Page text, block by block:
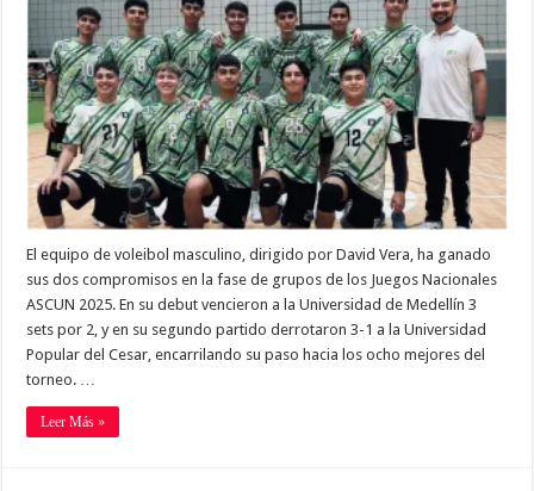
El equipo de voleibol masculino, dirigido por David Vera, ha ganado
sus dos compromisos en la fase de grupos de los Juegos Nacionales
ASCUN 2025. En su debut vencieron a la Universidad de Medellín 3
sets por 2, y en su segundo partido derrotaron 3-1 a la Universidad
Popular del Cesar, encarrilando su paso hacia los ocho mejores del
torneo. …
Leer Más »